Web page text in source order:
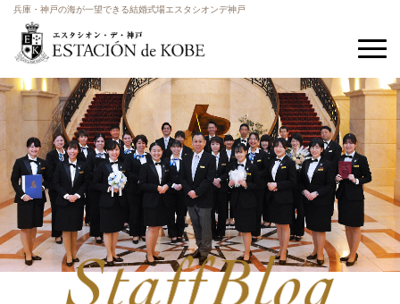
兵庫・神戸の海が一望できる結婚式場エスタシオンデ神戸